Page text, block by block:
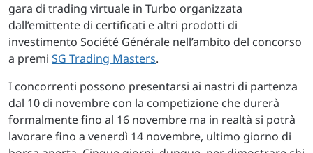
gara di trading virtuale in Turbo organizzata
dall’emittente di certificati e altri prodotti di
investimento Société Générale nell’ambito del concorso
a premi SG Trading Masters.
I concorrenti possono presentarsi ai nastri di partenza
dal 10 di novembre con la competizione che durerà
formalmente fino al 16 novembre ma in realtà si potrà
lavorare fino a venerdì 14 novembre, ultimo giorno di